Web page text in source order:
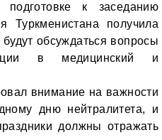
к заседанию
Туркменистана получила
обсуждаться вопросы
в медицинский и
внимание на важности
дню нейтралитета, и
должны отражать